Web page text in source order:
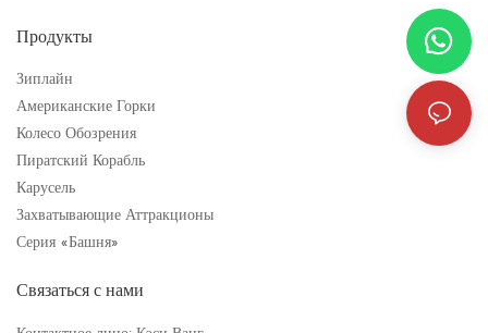
Продукты
Зиплайн
Американские Горки
Колесо Обозрения
Пиратский Корабль
Карусель
Захватывающие Аттракционы
Серия «Башня»
Связаться с нами